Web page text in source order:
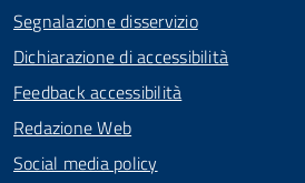
Segnalazione disservizio
Dichiarazione di accessibilità
Feedback accessibilità
Redazione Web
Social media policy